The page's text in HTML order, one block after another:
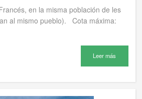
en la misma población de les
al mismo pueblo). Cota máxima:
Leer más